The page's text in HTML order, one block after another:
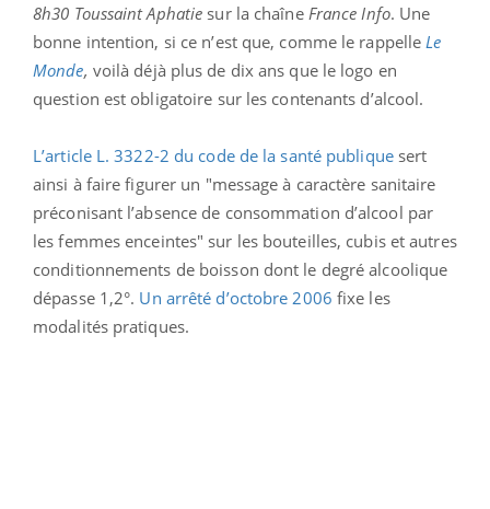
8h30 Toussaint Aphatie sur la chaîne France Info. Une
bonne intention, si ce n’est que, comme le rappelle Le
Monde, voilà déjà plus de dix ans que le logo en
question est obligatoire sur les contenants d’alcool.
L’article L. 3322-2 du code de la santé publiquesert
ainsi à faire figurer un "message à caractère sanitaire
préconisant l’absence de consommation d’alcool par
les femmes enceintes" sur les bouteilles, cubis et autres
conditionnements de boisson dont le degré alcoolique
dépasse 1,2°. Un arrêté d’octobre 2006 fixe les
modalités pratiques.